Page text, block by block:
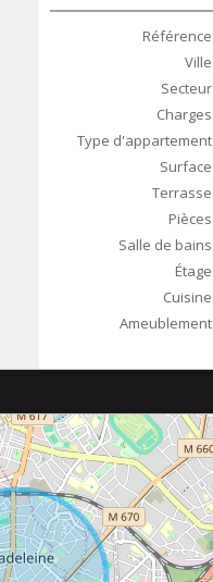
Référence
Ville
Secteur
Charges
Type d'appartement
Surface
Terrasse
Pièces
Salle de bains
Étage
Cuisine
Ameublement